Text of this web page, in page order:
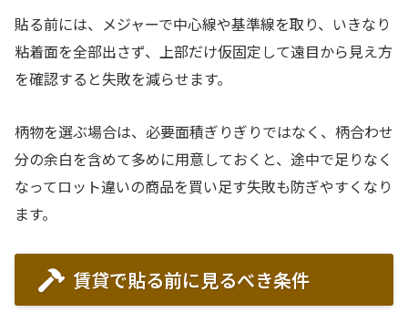
貼る前には、メジャーで中心線や基準線を取り、いきなり
粘着面を全部出さず、上部だけ仮固定して遠目から見え方
を確認すると失敗を減らせます。
柄物を選ぶ場合は、必要面積ぎりぎりではなく、柄合わせ
分の余白を含めて多めに用意しておくと、途中で足りなく
なってロット違いの商品を買い足す失敗も防ぎやすくなり
ます。
賃貸で貼る前に見るべき条件